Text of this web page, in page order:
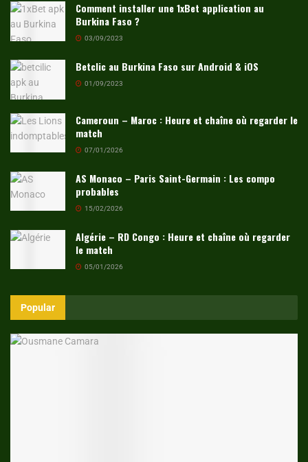
Comment installer une 1xBet application au
Burkina Faso ?
03/09/2023
Betclic au Burkina Faso sur Android & iOS
01/09/2023
Cameroun – Maroc : Heure et chaîne où regarder le
match
07/01/2026
AS Monaco – Paris Saint-Germain : Les compo
probables
15/02/2026
Algérie – RD Congo : Heure et chaîne où regarder
le match
05/01/2026
Popular